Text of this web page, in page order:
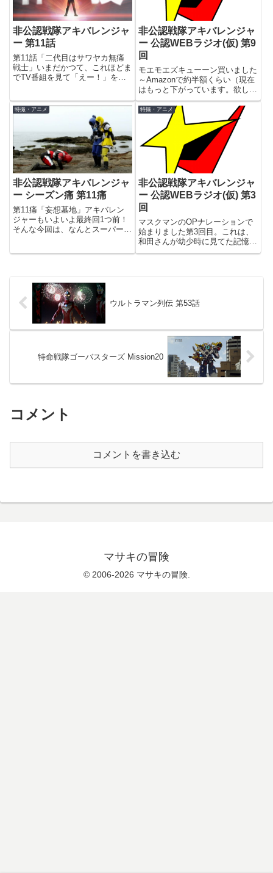
非公認戦隊アキバレンジャ
ー 第11話
第11話「二代目はサワヤカ無痛
戦士」いまだかつて、これほどま
でTV番組を見て「えー！」を連
ことかもしれません。それぐら
い、今回は怒涛の展開でした。各
所で最終回までのいろんな予想を
見...
非公認戦隊アキバレンジャ
ー 公認WEBラジオ(仮) 第9
回
モエモエズキューーン買いました
～Amazonで約半額くらい（現在
はもっと下がっています。欲しい
人急げ！）に値下がっていたの
で、「買え」という天からのお告
げが聞こえました(笑)いや～やは
り1/1スケールは迫力が違います
なぁ。銃形態だとこんな感...
特撮・アニメ
非公認戦隊アキバレンジャ
ー シーズン痛 第11痛
第11痛「妄想墓地」アキバレン
ジャーもいよいよ最終回1つ前！
そんな今回は、なんとスーパー戦
特撮・アニメ
非公認戦隊アキバレンジャ
ー 公認WEBラジオ(仮) 第3
回
マスクマンのOPナレーションで
始まりました第3回目。これは、
和田さんが幼少時に見てた記憶の
ある最初の戦隊がマスクマンだっ
ん...
ウルトラマン列伝 第53話
特命戦隊ゴーバスターズ Mission20
コメント
コメントを書き込む
マサキの冒険
© 2006-2026 マサキの冒険.